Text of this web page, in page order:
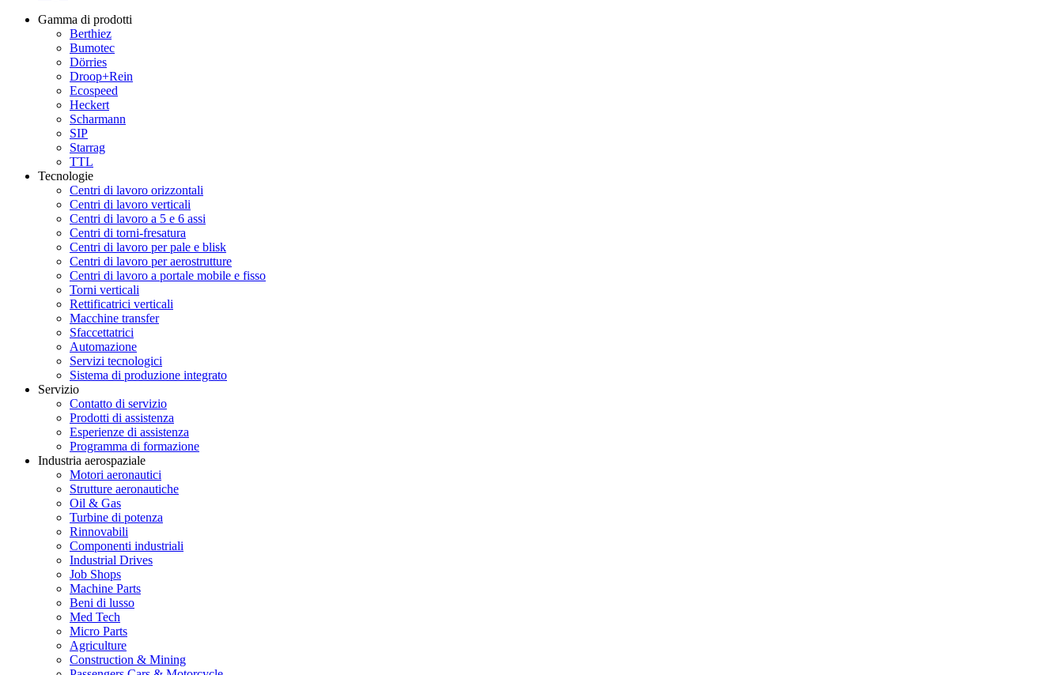
Gamma di prodotti
Berthiez
Bumotec
Dörries
Droop+Rein
Ecospeed
Heckert
Scharmann
SIP
Starrag
TTL
Tecnologie
Centri di lavoro orizzontali
Centri di lavoro verticali
Centri di lavoro a 5 e 6 assi
Centri di torni-fresatura
Centri di lavoro per pale e blisk
Centri di lavoro per aerostrutture
Centri di lavoro a portale mobile e fisso
Torni verticali
Rettificatrici verticali
Macchine transfer
Sfaccettatrici
Automazione
Servizi tecnologici
Sistema di produzione integrato
Servizio
Contatto di servizio
Prodotti di assistenza
Esperienze di assistenza
Programma di formazione
Industria aerospaziale
Motori aeronautici
Strutture aeronautiche
Oil & Gas
Turbine di potenza
Rinnovabili
Componenti industriali
Industrial Drives
Job Shops
Machine Parts
Beni di lusso
Med Tech
Micro Parts
Agriculture
Construction & Mining